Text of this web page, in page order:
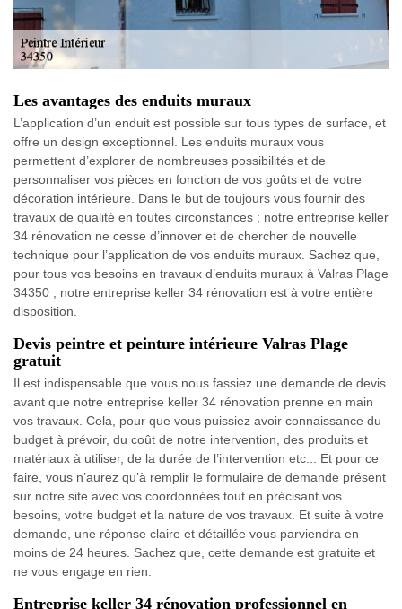
Les avantages des enduits muraux
L’application d’un enduit est possible sur tous types de surface, et
offre un design exceptionnel. Les enduits muraux vous
permettent d’explorer de nombreuses possibilités et de
personnaliser vos pièces en fonction de vos goûts et de votre
décoration intérieure. Dans le but de toujours vous fournir des
travaux de qualité en toutes circonstances ; notre entreprise keller
34 rénovation ne cesse d’innover et de chercher de nouvelle
technique pour l’application de vos enduits muraux. Sachez que,
pour tous vos besoins en travaux d’enduits muraux à Valras Plage
34350 ; notre entreprise keller 34 rénovation est à votre entière
disposition.
Devis peintre et peinture intérieure Valras Plage
gratuit
Il est indispensable que vous nous fassiez une demande de devis
avant que notre entreprise keller 34 rénovation prenne en main
vos travaux. Cela, pour que vous puissiez avoir connaissance du
budget à prévoir, du coût de notre intervention, des produits et
matériaux à utiliser, de la durée de l’intervention etc... Et pour ce
faire, vous n’aurez qu’à remplir le formulaire de demande présent
sur notre site avec vos coordonnées tout en précisant vos
besoins, votre budget et la nature de vos travaux. Et suite à votre
demande, une réponse claire et détaillée vous parviendra en
moins de 24 heures. Sachez que, cette demande est gratuite et
ne vous engage en rien.
Entreprise keller 34 rénovation professionnel en